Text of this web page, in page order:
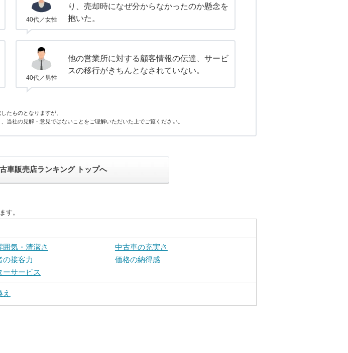
40代／女性
り、売却時になぜ分からなかったのか懸念を
抱いた。
40代／男性
他の営業所に対する顧客情報の伝達、サービ
スの移行がきちんとなされていない。
たものとなりますが、
社の見解・意見ではないことをご理解いただいた上でご覧ください。
車販売店ランキング トップへ
す。
囲気・清潔さ
中古車の充実さ
の接客力
価格の納得感
ーサービス